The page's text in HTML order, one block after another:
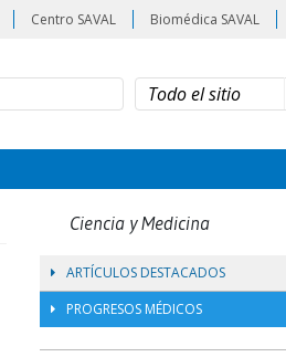
Centro SAVAL Biomédica SAVAL
Ciencia y Medicina
ARTÍCULOS DESTACADOS
PROGRESOS MÉDICOS